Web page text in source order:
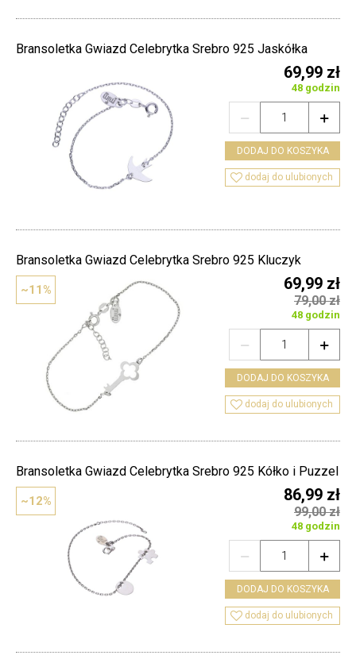
Bransoletka Gwiazd Celebrytka Srebro 925 Jaskółka
69,99 zł
48 godzin


DODAJ DO KOSZYKA
 dodaj do ulubionych
~11%
Bransoletka Gwiazd Celebrytka Srebro 925 Kluczyk
69,99 zł
79,00 zł
48 godzin


DODAJ DO KOSZYKA
 dodaj do ulubionych
~12%
Bransoletka Gwiazd Celebrytka Srebro 925 Kółko i Puzzel
86,99 zł
99,00 zł
48 godzin


DODAJ DO KOSZYKA
 dodaj do ulubionych